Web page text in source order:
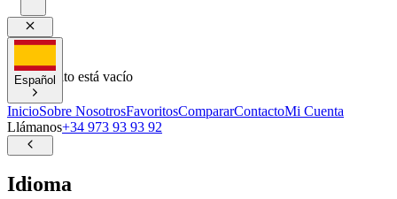
0
Tu carrito está vacío
Español
InicioSobre NosotrosFavoritosCompararContactoMi Cuenta
Llámanos+34 973 93 93 92
Idioma